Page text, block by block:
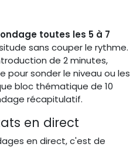
toutes les 5 à 7
sans couper le rythme.
de 2 minutes,
pour sonder le niveau ou les
bloc thématique de 10
récapitulatif.
en direct
en direct, c'est de